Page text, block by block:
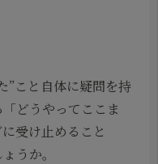
”こと自体に疑問を持
どうやってここま
受け止めること
うか。